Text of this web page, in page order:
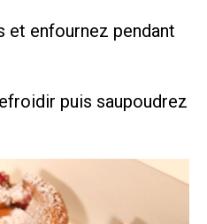
et enfournez pendant
puis saupoudrez